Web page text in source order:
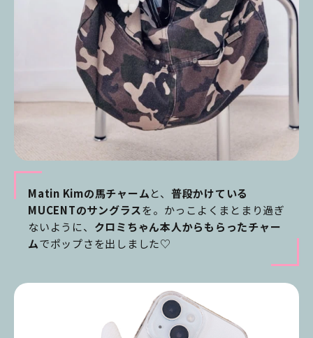
Matin Kimの馬チャームと、 普段かけている
MUCENTのサングラスを。かっこよくまとまり過ぎ
ないように、 クロミちゃん本人からもらったチャー
ムでポップさを出しました♡